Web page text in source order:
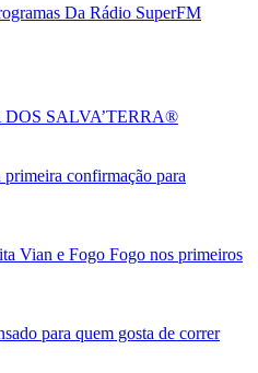
Da Rádio SuperFM
SALVA’TERRA®
confirmação para
Vian e Fogo Fogo nos primeiros
para quem gosta de correr